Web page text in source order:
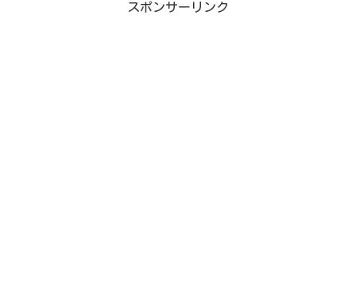
p/今回おもしろ荘に出演し話題に...
スポンサーリンク